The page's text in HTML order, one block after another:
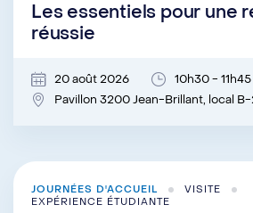
Les essentiels pour une
réussie
20 août 2026
10h30 - 11h45
Pavillon 3200 Jean-Brillant, local
JOURNÉES D'ACCUEIL
VISITE
EXPÉRIENCE ÉTUDIANTE